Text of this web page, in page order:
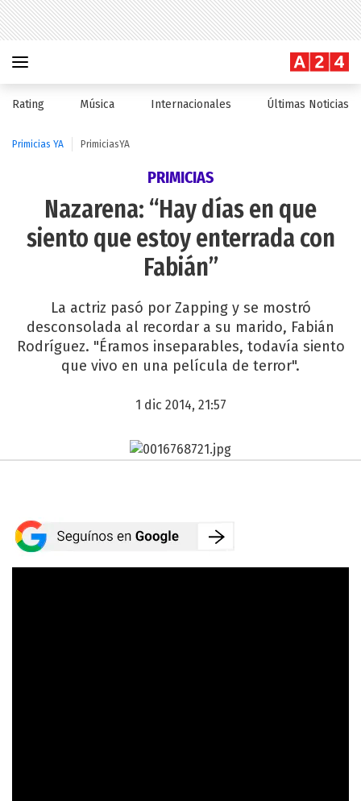
Rating Música Internacionales Últimas Noticias
Primicias YA PrimiciasYA
PRIMICIAS
Nazarena: “Hay días en que
siento que estoy enterrada con
Fabián”
La actriz pasó por Zapping y se mostró
desconsolada al recordar a su marido, Fabián
Rodríguez. "Éramos inseparables, todavía siento
que vivo en una película de terror".
1 dic 2014, 21:57